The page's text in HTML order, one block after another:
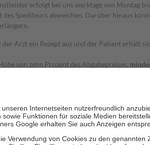
erfolgt bei uns werktags von Montag
Spediteurs abweichen. Darüber hinaus
Arzt ein Rezept aus und der Patient erhält
von zehn Prozent des Abgabepreises,
Apotheken.
Gesundheit zu stärken und die besondere
Lebensjahr mit Ausnahme der Fahrkosten
die von der GKV getragen werden